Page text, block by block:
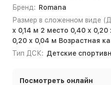
Бренд: Romana
Размер в сложенном виде
х 0,14 м 2 место 0,40 х
0,20 х 0,04 м Возрастная
Тип ДСК: Детские
Посмотреть онлайн